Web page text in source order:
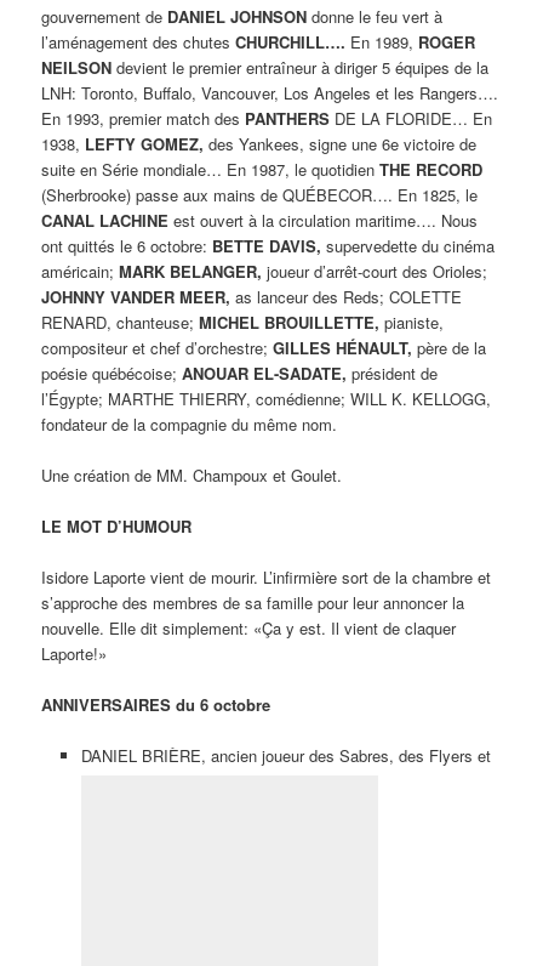
gouvernement de DANIEL JOHNSON donne le feu vert à
l’aménagement des chutesCHURCHILL…. En 1989, ROGER
NEILSON devient le premier entraîneur à diriger 5 équipes de la
LNH: Toronto, Buffalo, Vancouver, Los Angeles et les Rangers….
En 1993, premier match des PANTHERS DE LA FLORIDE… En
1938, LEFTY GOMEZ, des Yankees, signe une 6e victoire de
suite en Série mondiale… En 1987, le quotidienTHE RECORD
(Sherbrooke) passe aux mains de QUÉBECOR…. En 1825, le
CANAL LACHINE est ouvert à la circulation maritime…. Nous
ont quittés le 6 octobre: BETTE DAVIS, supervedette du cinéma
américain;MARK BELANGER, joueur d’arrêt-court des Orioles;
JOHNNY VANDER MEER, as lanceur des Reds; COLETTE
RENARD, chanteuse;MICHEL BROUILLETTE, pianiste,
compositeur et chef d’orchestre;GILLES HÉNAULT, père de la
poésie québécoise; ANOUAR EL-SADATE, président de
l’Égypte; MARTHE THIERRY, comédienne; WILL K. KELLOGG,
fondateur de la compagnie du même nom.
Une création de MM. Champoux et Goulet.
LE MOT D’HUMOUR
Isidore Laporte vient de mourir. L’infirmière sort de la chambre et
s’approche des membres de sa famille pour leur annoncer la
nouvelle. Elle dit simplement: «Ça y est. Il vient de claquer
Laporte!»
ANNIVERSAIRES du 6 octobre
DANIEL BRIÈRE, ancien joueur des Sabres, des Flyers et